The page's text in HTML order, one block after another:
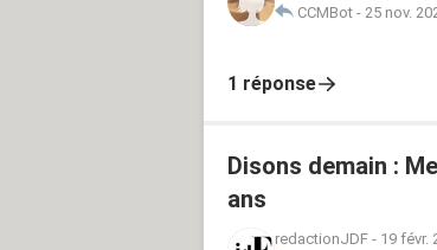
CCMBot - 25 nov.
1 réponse
Disons demain :
ans
redactionJDF - 19 févr.